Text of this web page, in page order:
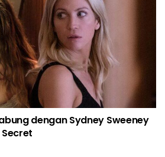
dengan Sydney Sweeney
Secret